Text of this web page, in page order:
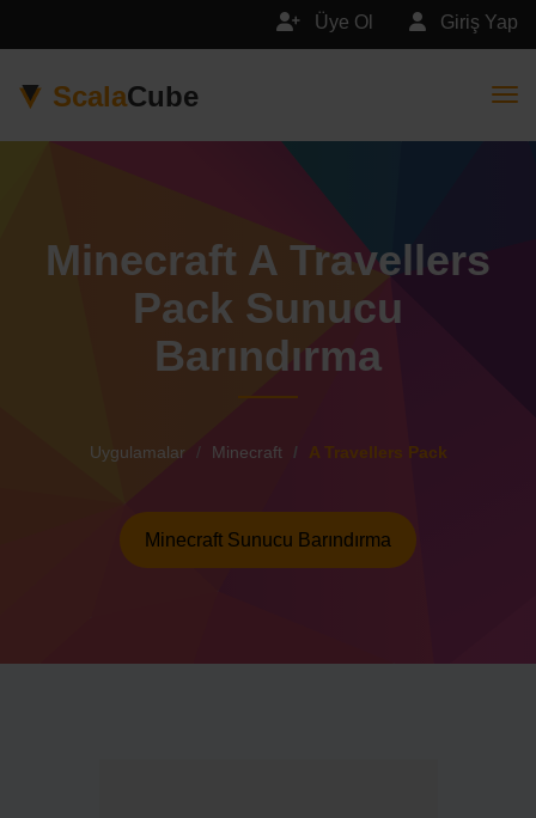
Giriş Yap
Üye Ol
ScalaCube
Minecraft A Travellers
Pack Sunucu
Barındırma
Uygulamalar Minecraft A Travellers Pack
Minecraft Sunucu Barındırma